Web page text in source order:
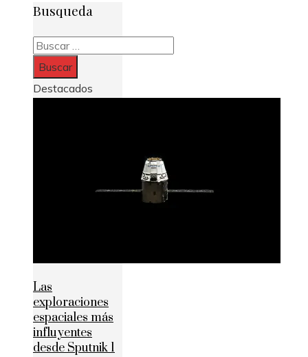
Busqueda
Buscar:
Destacados
Las
exploraciones
espaciales más
influyentes
desde Sputnik 1